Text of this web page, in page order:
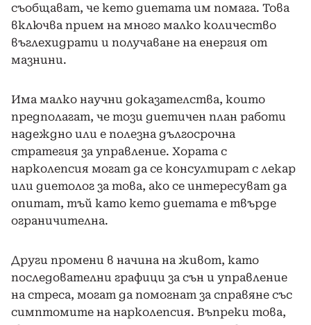
съобщават, че кето диетата им помага. Това
включва прием на много малко количество
въглехидрати и получаване на енергия от
мазнини.
Има малко научни доказателства, които
предполагат, че този диетичен план работи
надеждно или е полезна дългосрочна
стратегия за управление. Хората с
нарколепсия могат да се консултират с лекар
или диетолог за това, ако се интересуват да
опитат, тъй като кето диетата е твърде
ограничителна.
Други промени в начина на живот, като
последователни графици за сън и управление
на стреса, могат да помогнат за справяне със
симптомите на нарколепсия. Въпреки това,